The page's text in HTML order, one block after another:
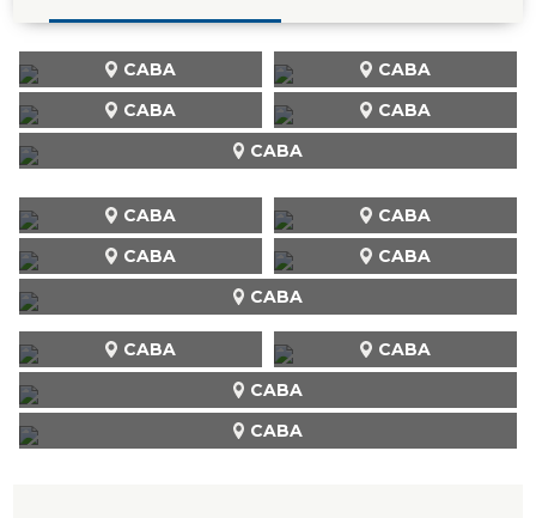
CABA
CABA
CABA
CABA
CABA
CABA CABA
CABA
CABA CABA
CABA
CABA CABA
CABA